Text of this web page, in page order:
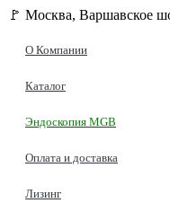
🚩 Москва, Варшавское
О Компании
Каталог
Эндоскопия MGB
Оплата и доставка
Лизинг